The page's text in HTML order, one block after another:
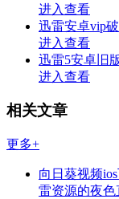
进入查看
迅雷安卓vip
进入查看
迅雷5安卓旧
进入查看
相关文章
更多+
向日葵视频
雷资源的夜色